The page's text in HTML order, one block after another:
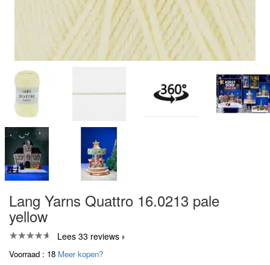
Lang Yarns Quattro 16.0213 pale
yellow
Lees 33 reviews
Voorraad : 18 Meer kopen?